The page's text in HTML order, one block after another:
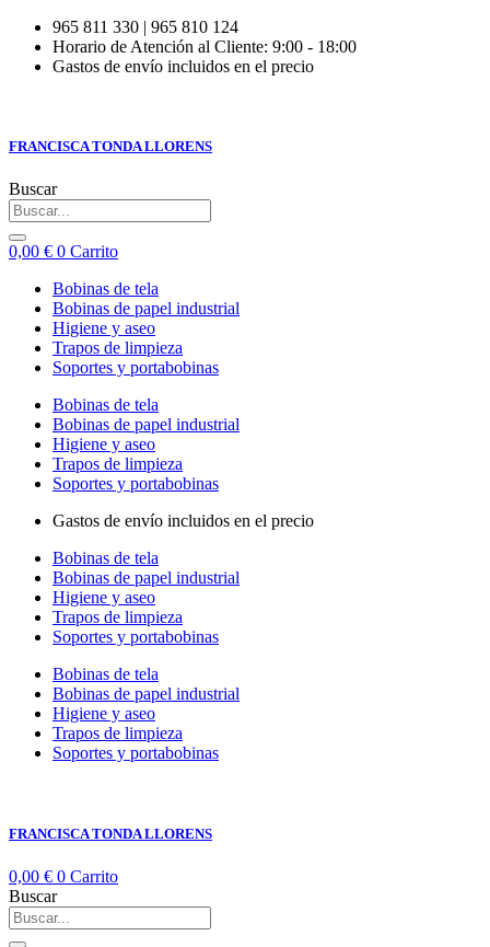
contenido
965 811 330 | 965 810 124
Horario de Atención al Cliente: 9:00 - 18:00
Gastos de envío incluidos en el precio
FRANCISCA TONDA LLORENS
Buscar
0,00 € 0 Carrito
Bobinas de tela
Bobinas de papel industrial
Higiene y aseo
Trapos de limpieza
Soportes y portabobinas
Bobinas de tela
Bobinas de papel industrial
Higiene y aseo
Trapos de limpieza
Soportes y portabobinas
Gastos de envío incluidos en el precio
Bobinas de tela
Bobinas de papel industrial
Higiene y aseo
Trapos de limpieza
Soportes y portabobinas
Bobinas de tela
Bobinas de papel industrial
Higiene y aseo
Trapos de limpieza
Soportes y portabobinas
FRANCISCA TONDA LLORENS
0,00 € 0 Carrito
Buscar